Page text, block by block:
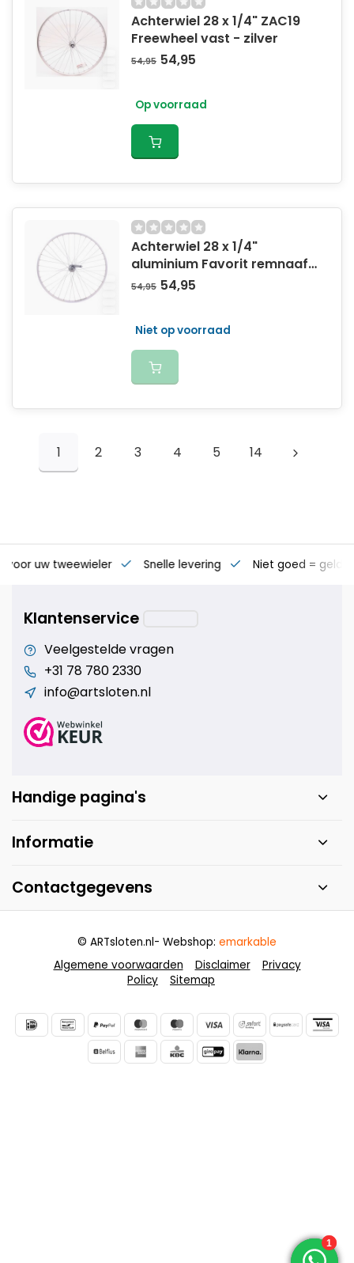
Achterwiel 28 x 1/4" ZAC19
Freewheel vast - zilver
54,95 54,95
Op voorraad
Achterwiel 28 x 1/4"
aluminium Favorit remnaaf
- zilver
54,95 54,95
Niet op voorraad
1 2 3 4 5 14
voor uw tweewieler Snelle levering Niet goed = geld
Klantenservice
Veelgestelde vragen
+31 78 780 2330
info@artsloten.nl
Handige pagina's
Informatie
Contactgegevens
Algemene voorwaarden Disclaimer
Privacy
Policy
Sitemap
© ARTsloten.nl- Webshop: emarkable